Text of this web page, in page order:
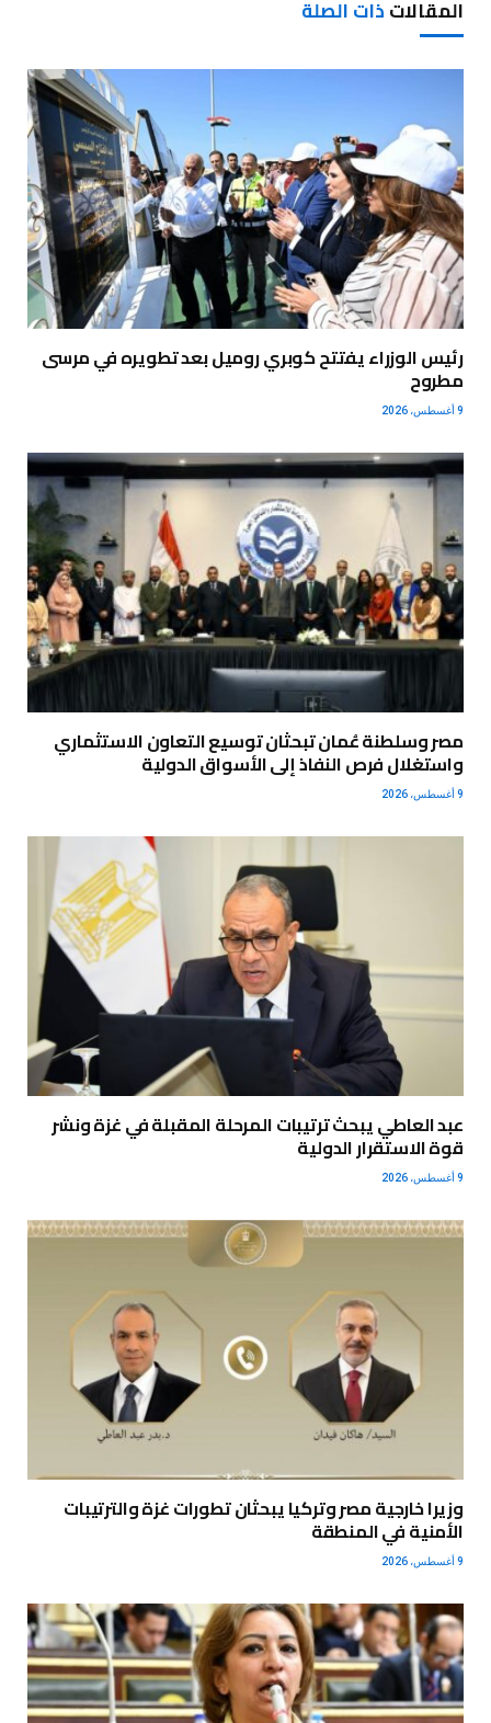
المقالاتذات الصلة
رئيس الوزراء يفتتح كوبري روميل بعد تطويره في مرسى
مطروح
9 أغسطس، 2026
مصر وسلطنة عُمان تبحثان توسيع التعاون الاستثماري
واستغلال فرص النفاذ إلى الأسواق الدولية
9 أغسطس، 2026
عبد العاطي يبحث ترتيبات المرحلة المقبلة في غزة ونشر
قوة الاستقرار الدولية
9 أغسطس، 2026
وزيرا خارجية مصر وتركيا يبحثان تطورات غزة والترتيبات
الأمنية في المنطقة
9 أغسطس، 2026